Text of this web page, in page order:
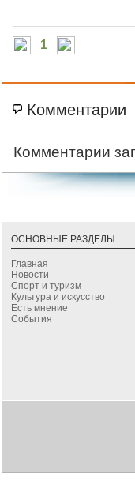
1
Комментарии
Комментарии
ОСНОВНЫЕ РАЗДЕЛЫ
Главная
Новости
Спорт и туризм
Культура и искусство
Есть мнение
События